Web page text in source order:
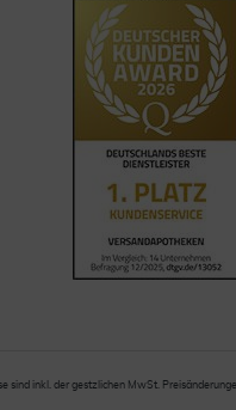
sind inkl. der gestzlichen MwSt.